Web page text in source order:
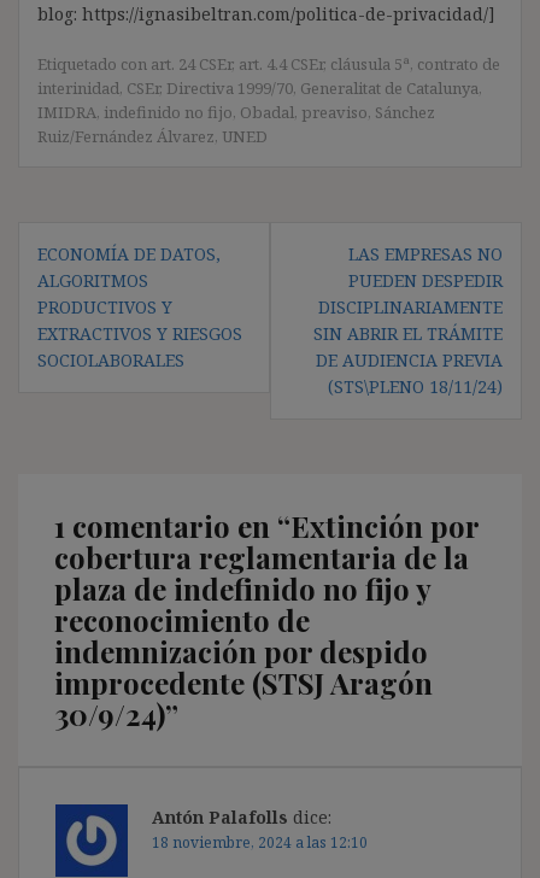
blog: https://ignasibeltran.com/politica-de-privacidad/]
Etiquetado con art. 24 CSEr, art. 4.4 CSEr, cláusula 5ª, contrato de
interinidad, CSEr, Directiva 1999/70, Generalitat de Catalunya,
IMIDRA, indefinido no fijo, Obadal, preaviso, Sánchez
Ruiz/Fernández Álvarez, UNED
Navegación
de
entradas
ECONOMÍA DE DATOS,
ALGORITMOS
PRODUCTIVOS Y
EXTRACTIVOS Y RIESGOS
SOCIOLABORALES
LAS EMPRESAS NO
PUEDEN DESPEDIR
DISCIPLINARIAMENTE
SIN ABRIR EL TRÁMITE
DE AUDIENCIA PREVIA
(STS\PLENO 18/11/24)
1 comentario en “Extinción por
cobertura reglamentaria de la
plaza de indefinido no fijo y
reconocimiento de
indemnización por despido
improcedente (STSJ Aragón
30/9/24)”
Antón Palafolls dice:
18 noviembre, 2024 a las 12:10